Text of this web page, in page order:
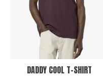
DADDY COOL T-SHIRT